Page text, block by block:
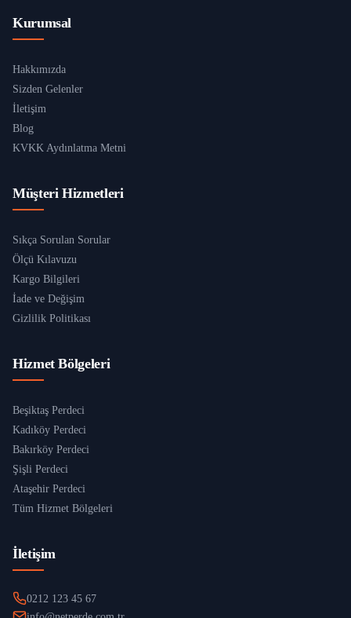
Kurumsal
Hakkımızda
Sizden Gelenler
İletişim
Blog
KVKK Aydınlatma Metni
Müşteri Hizmetleri
Sıkça Sorulan Sorular
Ölçü Kılavuzu
Kargo Bilgileri
İade ve Değişim
Gizlilik Politikası
Hizmet Bölgeleri
Beşiktaş Perdeci
Kadıköy Perdeci
Bakırköy Perdeci
Şişli Perdeci
Ataşehir Perdeci
Tüm Hizmet Bölgeleri
İletişim
0212 123 45 67